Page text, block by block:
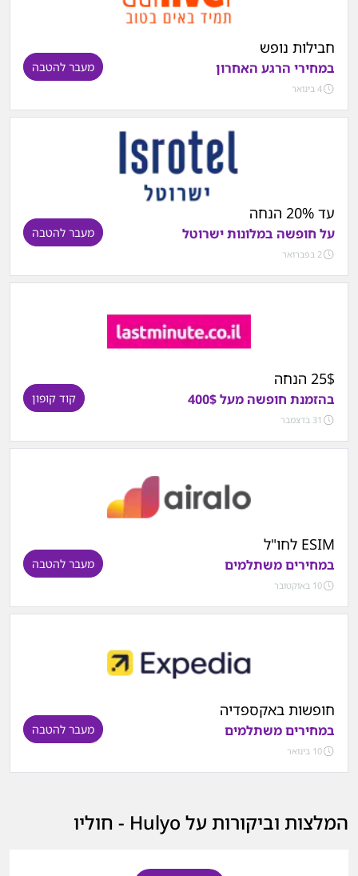
חבילות נופש
במחירי הרגע האחרון
4 בינואר
מעבר להטבה
עד 20% הנחה
על חופשה במלונות ישרוטל
2 בפברואר
מעבר להטבה
25$ הנחה
בהזמנת חופשה מעל 400$
31 בדצמבר
קוד קופון
ESIM לחו"ל
במחירים משתלמים
10 באוקטובר
מעבר להטבה
חופשות באקספדיה
במחירים משתלמים
10 בינואר
מעבר להטבה
המלצות וביקורות על Hulyo - חוליו